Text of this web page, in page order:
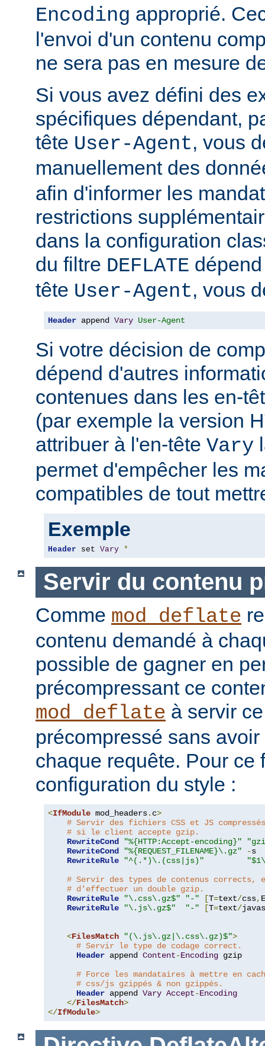
Encoding approprié.
l'envoi d'un contenu
ne sera pas en mesure
Si vous avez défini des
spécifiques dépendant,
tête User-Agent, vous
manuellement des
afin d'informer les
restrictions
dans la configuration
du filtre DEFLATE
tête User-Agent, vous
Header append Vary User-Agent
Si votre décision de
dépend d'autres
contenues dans les en-
(par exemple la version
attribuer à l'en-tête Vary
permet d'empêcher les
compatibles de tout
Exemple
Header set Vary *
Servir du contenu
Comme mod_deflate
contenu demandé à
possible de gagner en
précompressant ce
mod_deflate à servir
précompressé sans
chaque requête. Pour ce
configuration du style :
<IfModule mod_headers. c>
# Servir des fichiers CSS et JS
# si le client accepte gzip.
RewriteCond
"%{HTTP:Accept-encoding}"
RewriteCond
"%{REQUEST_FILENAME}\.gz" -s
RewriteRule
"^(.*)\.(css|js)"
# Servir des types de contenus corrects,
# d'effectuer un double gzip.
RewriteRule
"\.css\.gz$" "-" [T=text/css, E
RewriteRule
"\.js\.gz$" "-" [T=text/
<FilesMatch "(\.js\.gz|\.css\.gz)$">
# Servir le type de codage correct.
Header append Content-Encoding gzip
# Force les mandataires à mettre en
# css/js gzippés & non gzippés.
Header append Vary Accept-Encoding
</FilesMatch>
</IfModule>